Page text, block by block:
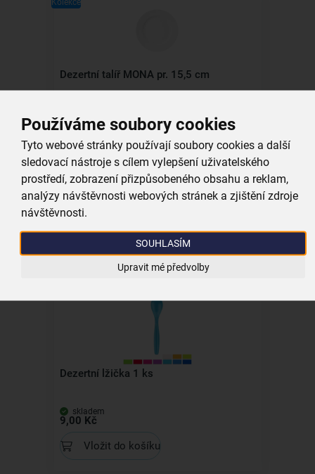
Používáme soubory cookies
Tyto webové stránky používají soubory cookies a další
sledovací nástroje s cílem vylepšení uživatelského
prostředí, zobrazení přizpůsobeného obsahu a reklam,
analýzy návštěvnosti webových stránek a zjištění zdroje
návštěvnosti.
SOUHLASÍM
Upravit mé předvolby
Kolekce
Dezertní talíř MONA pr. 15,5 cm
69,00 Kč
Vložit do košíku
Související produkty
Dezertní lžička 1 ks
skladem
9,00 Kč
Vložit do košíku